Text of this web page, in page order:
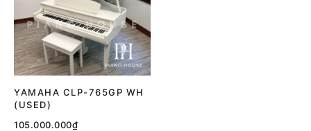
YAMAHA CLP-765GP WH
(USED)
105.000.000₫